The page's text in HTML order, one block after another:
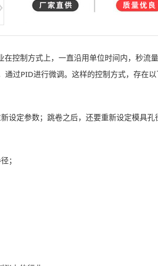
控制方式上，一直沿用单位时间内，秒流
过PID进行微调。这样的控制方式，存在以
设定参数；跳卷之后，还要重新设定模具孔
；